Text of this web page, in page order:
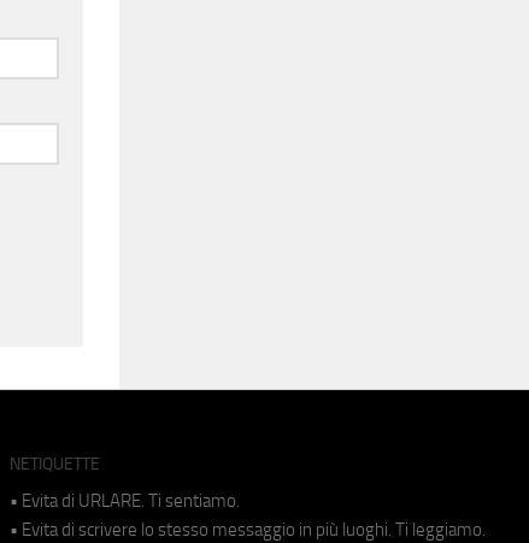
NETIQUETTE
• Evita di URLARE. Ti sentiamo.
• Evita di scrivere lo stesso messaggio in più luoghi. Ti leggiamo.